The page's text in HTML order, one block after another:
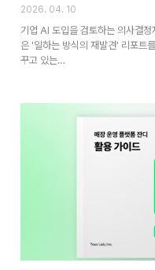
2026. 04. 10
기업 AI 도입을 검토하는 의사결
은 '일하는 방식의 재발견' 리포트
꾸고 있는…